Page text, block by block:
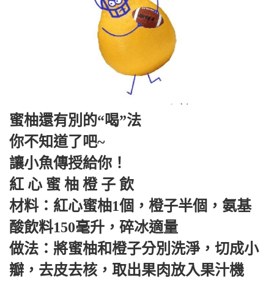
蜜柚還有別的“喝”法
你不知道了吧~
讓小魚傳授給你！
紅 心 蜜 柚 橙 子 飲
材料：紅心蜜柚1個，橙子半個，氨基
酸飲料150毫升，碎冰適量
做法：將蜜柚和橙子分別洗淨，切成小
瓣，去皮去核，取出果肉放入果汁機